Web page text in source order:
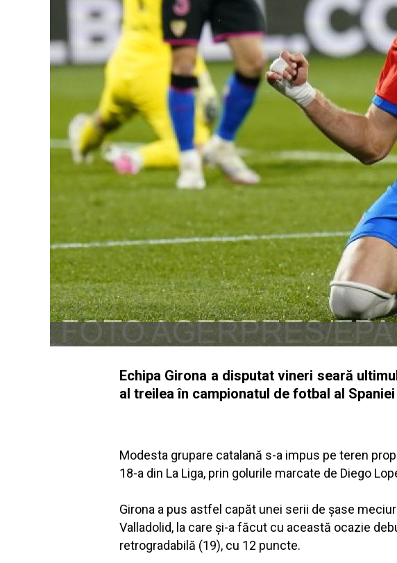
Echipa Girona a disputat vineri seară
al treilea în campionatul de fotbal al
Modesta grupare catalană s-a impus pe teren
18-a din La Liga, prin golurile marcate de Diego
Girona a pus astfel capăt unei serii de şase
Valladolid, la care şi-a făcut cu această ocazie
retrogradabilă (19), cu 12 puncte.